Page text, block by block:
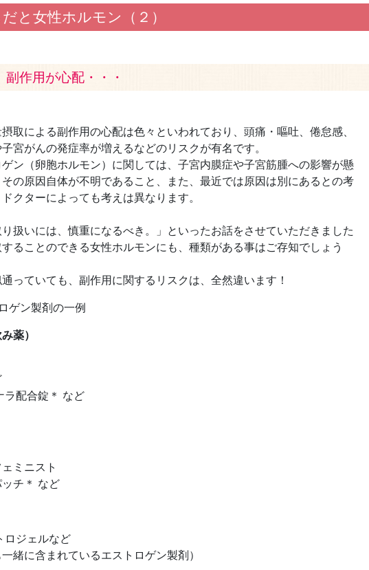
と女性ホルモン（２）
作用が心配・・・
取による副作用の心配は色々といわれており、頭痛・嘔吐、倦怠感、
宮がんの発症率が増えるなどのリスクが有名です。
ン（卵胞ホルモン）に関しては、子宮内膜症や子宮筋腫への影響が懸
の原因自体が不明であること、また、最近では原因は別にあるとの考
クターによっても考えは異なります。
り扱いには、慎重になるべき。」といったお話をさせていただきました
ることのできる女性ホルモンにも、種類がある事はご存知でしょう
っていても、副作用に関するリスクは、全然違います！
ゲン製剤の一例
薬）
ラ配合錠＊ など
ミニスト
チ＊ など
ロジェルなど
一緒に含まれているエストロゲン製剤）